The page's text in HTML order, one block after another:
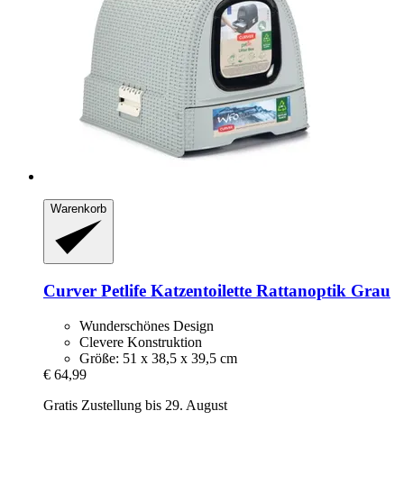
Warenkorb
Curver Petlife Katzentoilette Rattanoptik Grau
Wunderschönes Design
Clevere Konstruktion
Größe: 51 x 38,5 x 39,5 cm
€ 64,99
Gratis Zustellung bis 29. August